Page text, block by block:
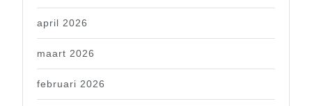
april 2026
maart 2026
februari 2026